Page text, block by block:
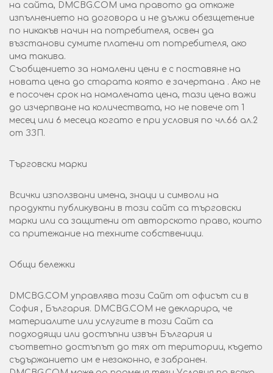
на сайта, DMCBG.COM има правото да откаже
изпълнението на договора и не дължи обезщетение
по никакъв начин на потребителя, освен да
възстанови сумите платени от потребителя, ако
има такива.
Съобщението за намалени цени е с поставяне на
новата цена до старата която е зачертана . Ако не
е посочен срок на намалената цена, тази цена важи
до изчерпване на количествата, но не повече от 1
месец или 6 месеца когато е при условия по чл.66 ал.2
от ЗЗП.
Търговски марки
Всички използвани имена, знаци и символи на
продукти публикувани в този сайт са търговски
марки или са защитени от авторското право, които
са притежание на техните собственици.
Общи бележки
DMCBG.COM управлява този Сайт от офисът си в
София , България. DMCBG.COM не декларира, че
материалите или услугите в този Сайт са
подходящи или достъпни извън България и
съответно достъпът до тях от територии, където
съдържанието им е незаконно, е забранен.